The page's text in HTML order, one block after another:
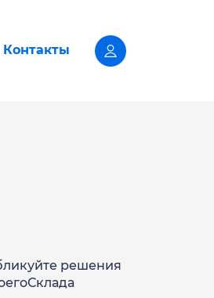
Контакты
решения